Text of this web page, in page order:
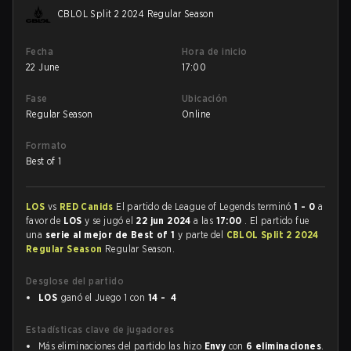
CBLOL Split 2 2024 Regular Season
Fecha
22 June
Hora de inicio
17:00
Fase
Regular Season
Ubicación
Online
Formato
Best of 1
LOS vs RED Canids El partido de League of Legends terminó1 - 0 a
favor de LOSy se jugó el 22 jun 2024a las 17:00 . El partido fue
una serie al mejor de Best of 1 y parte del CBLOL Split 2 2024
Regular Season Regular Season.
Desglose del partido
LOS ganó el Juego 1 con 14 - 4
Estadísticas clave de jugadores
Más eliminaciones del partido las hizo Envy con 6 eliminaciones.